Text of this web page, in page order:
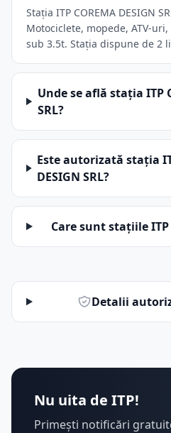
Stația ITP COREMA DESIGN
Motociclete, mopede, ATV-
sub 3.5t. Stația dispune de 2
Unde se află stația ITP
SRL?
Este autorizată stația
DESIGN SRL?
Care sunt stațiile
Detalii
Nu uita de ITP!
Primești notificări